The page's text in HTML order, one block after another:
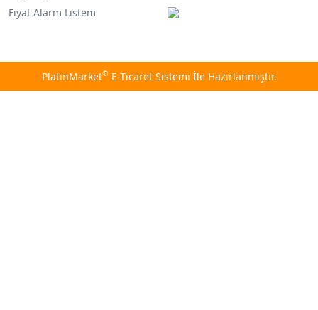
Fiyat Alarm Listem
PlatinMarket®E-Ticaret Sistemi İle Hazırlanmıştır.